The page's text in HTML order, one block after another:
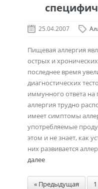
25.04.2007
Пищевая аллергия
острых и
последнее время
диагностических
иммунного ответа
аллергия трудно
имеет симптомы
употребляемые
этом и не знает, как
них развивается
далее
« Предыдущая 1